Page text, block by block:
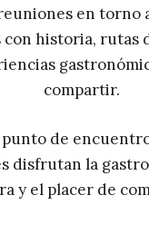
en torno
con historia, rutas
compartir.
de
disfrutan la
y el placer de